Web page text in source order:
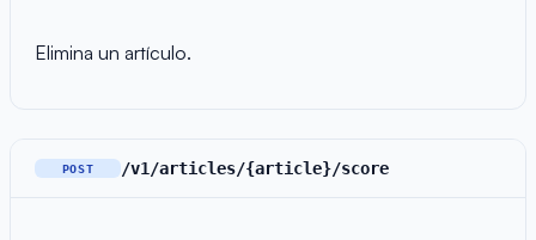
Elimina un artículo.
POST /v1/articles/{article}/score